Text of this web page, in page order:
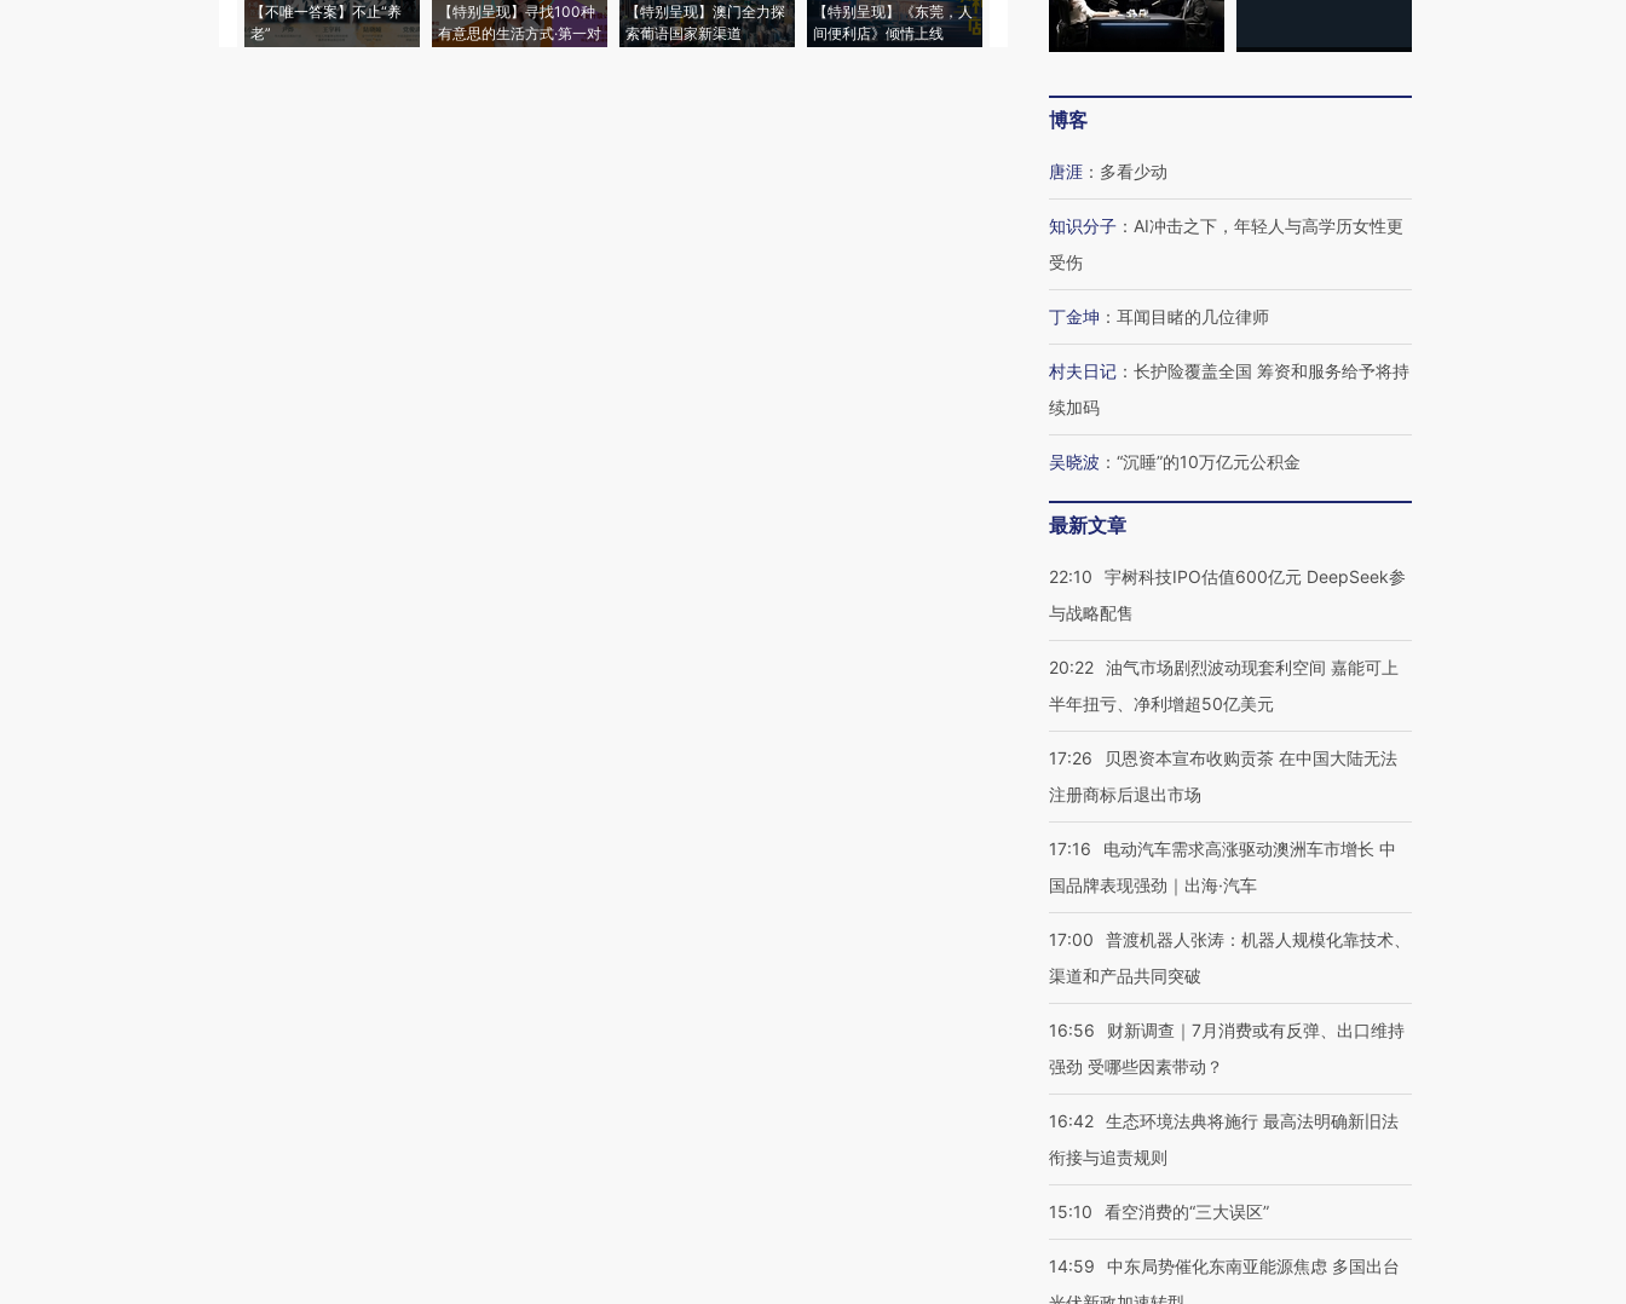
【不唯一答案】不止“养
老”
【特别呈现】寻找100种
有意思的生活方式·第一对
【特别呈现】澳门全力探
索葡语国家新渠道
【特别呈现】《东莞，人
间便利店》倾情上线
会，让数智科技“链”接产
【特别呈现】寻找100种
有意思的生活方式·第三对
博客
唐涯 ： 多看少动
知识分子 ： AI冲击之下，年轻人与高学历女性更
受伤
丁金坤 ： 耳闻目睹的几位律师
村夫日记 ： 长护险覆盖全国 筹资和服务给予将持
续加码
吴晓波 ： “沉睡”的10万亿元公积金
最新文章
22:10
宇树科技IPO估值600亿元 DeepSeek参
与战略配售
20:22 油气市场剧烈波动现套利空间 嘉能可上
半年扭亏、净利增超50亿美元
17:26
贝恩资本宣布收购贡茶 在中国大陆无法
注册商标后退出市场
17:16
电动汽车需求高涨驱动澳洲车市增长 中
国品牌表现强劲｜出海·汽车
17:00
普渡机器人张涛：机器人规模化靠技术、
渠道和产品共同突破
16:56
财新调查｜7月消费或有反弹、出口维持
强劲 受哪些因素带动？
16:42 生态环境法典将施行 最高法明确新旧法
衔接与追责规则
15:10 看空消费的“三大误区”
14:59
中东局势催化东南亚能源焦虑 多国出台